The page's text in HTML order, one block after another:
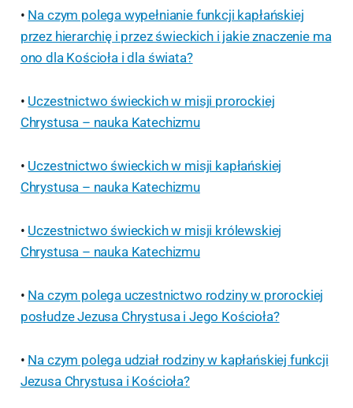
• Na czym polega wypełnianie funkcji kapłańskiej
przez hierarchię i przez świeckich i jakie znaczenie ma
ono dla Kościoła i dla świata?
• Uczestnictwo świeckich w misji prorockiej
Chrystusa – nauka Katechizmu
• Uczestnictwo świeckich w misji kapłańskiej
Chrystusa – nauka Katechizmu
• Uczestnictwo świeckich w misji królewskiej
Chrystusa – nauka Katechizmu
• Na czym polega uczestnictwo rodziny w prorockiej
posłudze Jezusa Chrystusa i Jego Kościoła?
• Na czym polega udział rodziny w kapłańskiej funkcji
Jezusa Chrystusa i Kościoła?